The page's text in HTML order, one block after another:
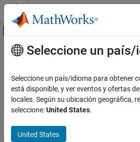
Saltar al contenido
Mostrar/ocultar menú
Inicio de Documentación
Contenido principal
How useful was this
Seleccione un país/
Seleccione un país/idioma para obtener
está disponible, y ver eventos y ofertas
locales. Según su ubicación geográfica,
seleccione:United States.
United States